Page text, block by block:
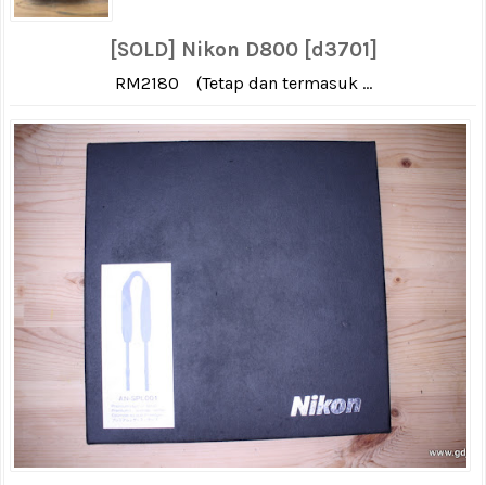
[SOLD] Nikon D800 [d3701]
RM2180 (Tetap dan termasuk ...